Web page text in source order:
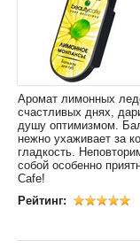
Аромат лимонных
счастливых днях,
душу оптимизмом.
нежно ухаживает за
гладкость.
собой особенно
Cafe!
Рейтинг: